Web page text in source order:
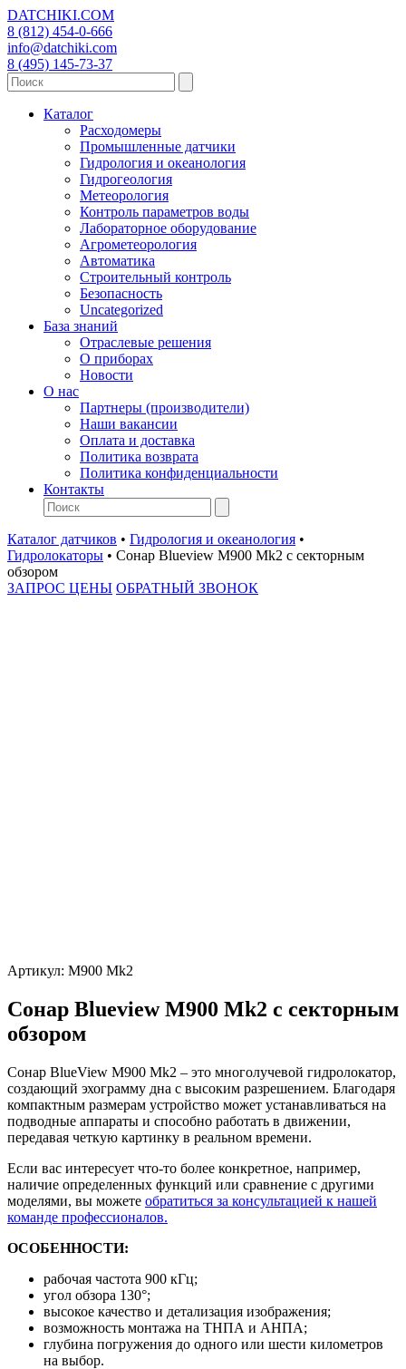
DATCHIKI.COM
8 (812) 454-0-666
info@datchiki.com
8 (495) 145-73-37
Каталог
Расходомеры
Промышленные датчики
Гидрология и океанология
Гидрогеология
Метеорология
Контроль параметров воды
Лабораторное оборудование
Агрометеорология
Автоматика
Строительный контроль
Безопасность
Uncategorized
База знаний
Отраслевые решения
О приборах
Новости
О нас
Партнеры (производители)
Наши вакансии
Оплата и доставка
Политика возврата
Политика конфиденциальности
Контакты
Каталог датчиков • Гидрология и океанология •
Гидролокаторы • Сонар Blueview M900 Mk2 с секторным
обзором
ЗАПРОС ЦЕНЫ ОБРАТНЫЙ ЗВОНОК
Артикул: M900 Mk2
Сонар Blueview M900 Mk2 с секторным
обзором
Сонар BlueView M900 Mk2 – это многолучевой гидролокатор,
создающий эхограмму дна с высоким разрешением. Благодаря
компактным размерам устройство может устанавливаться на
подводные аппараты и способно работать в движении,
передавая четкую картинку в реальном времени.
Если вас интересует что-то более конкретное, например,
наличие определенных функций или сравнение с другими
моделями, вы можете обратиться за консультацией к нашей
команде профессионалов.
ОСОБЕННОСТИ:
рабочая частота 900 кГц;
угол обзора 130°;
высокое качество и детализация изображения;
возможность монтажа на ТНПА и АНПА;
глубина погружения до одного или шести километров
на выбор.